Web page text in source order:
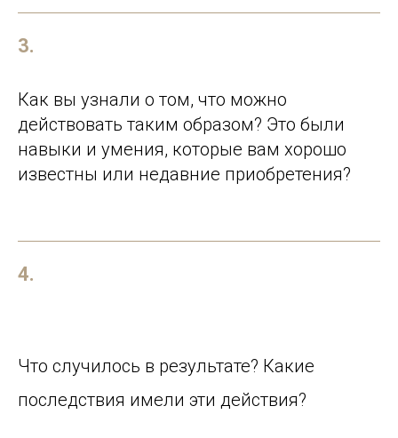
3.
Как вы узнали о том, что можно
действовать таким образом? Это были
навыки и умения, которые вам хорошо
известны или недавние приобретения?
4.
Что случилось в результате? Какие
последствия имели эти действия?